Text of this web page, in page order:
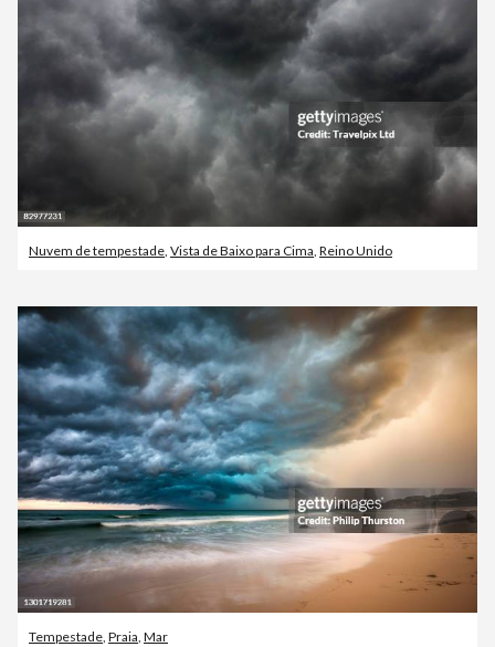
Nuvem de tempestade Vista de Baixo para Cima Reino Unido
Tempestade, Praia, Mar